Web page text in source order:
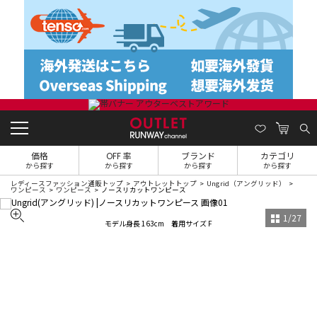
価格
から探す
OFF 率
から探す
ブランド
から探す
カテゴリ
から探す
レディースファッション通販トップ アウトレットトップ Ungrid（アングリッド）
ワンピース ワンピース ノースリカットワンピース
モデル身長 163cm 着用サイズ F 1 /27